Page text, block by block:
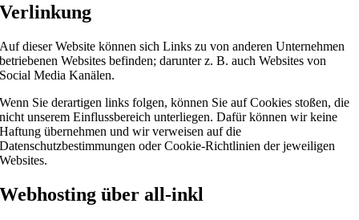
Verlinkung
Auf dieser Website können sich Links zu von anderen Unternehmen
betriebenen Websites befinden; darunter z. B. auch Websites von
Social Media Kanälen.
Wenn Sie derartigen links folgen, können Sie auf Cookies stoßen, die
nicht unserem Einflussbereich unterliegen. Dafür können wir keine
Haftung übernehmen und wir verweisen auf die
Datenschutzbestimmungen oder Cookie-Richtlinien der jeweiligen
Websites.
Webhosting über all-inkl